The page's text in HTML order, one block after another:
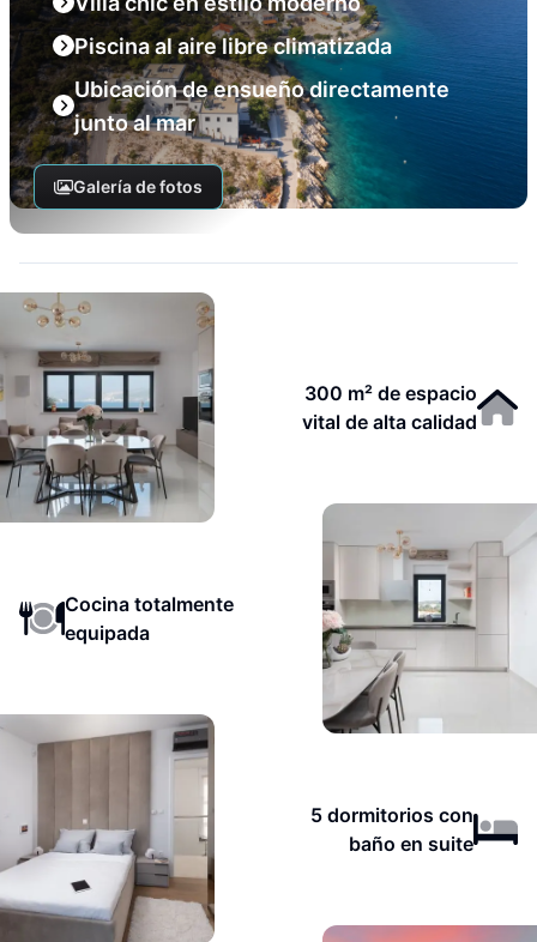
Piscina al aire libre climatizada
Ubicación de ensueño directamente
junto al mar
Galería de fotos
300 m² de espacio
vital de alta calidad
Cocina totalmente
equipada
5 dormitorios con
baño en suite